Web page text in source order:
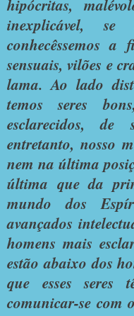
hipócritas,
inexplicável,
conhecêssemos a
sensuais, vilões e
lama. Ao lado
temos seres
esclarecidos, de
entretanto, nosso
nem na última
última que da
mundo dos
avançados
homens mais
estão abaixo dos
que esses seres
comunicar-se com